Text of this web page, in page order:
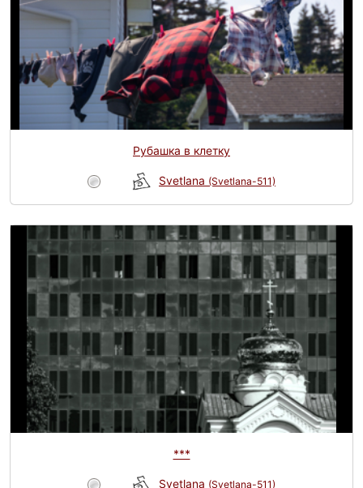
Рубашка в клетку
Svetlana (Svetlana-511)
***
Svetlana (Svetlana-511)